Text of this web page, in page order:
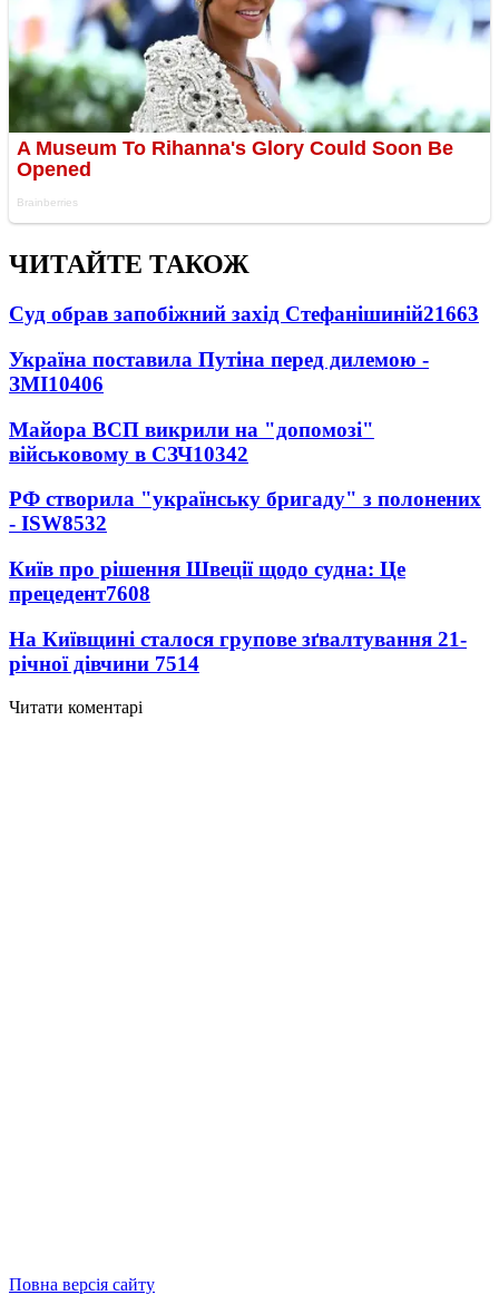
ЧИТАЙТЕ ТАКОЖ
Суд обрав запобіжний захід Стефанішиній21663
Україна поставила Путіна перед дилемою -
ЗМІ10406
Майора ВСП викрили на "допомозі"
військовому в СЗЧ10342
РФ створила "українську бригаду" з полонених
- ISW8532
Київ про рішення Швеції щодо судна: Це
прецедент7608
На Київщині сталося групове зґвалтування 21-
річної дівчини 7514
Читати коментарі
Повна версія сайту